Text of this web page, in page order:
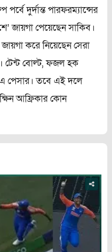
দুর্দান্ত পারফরম্যান্সের
জায়গা পেয়েছেন সাকিব।
করে নিয়েছেন সেরা
টেন্ট বোল্ট, ফজল হক
এ পেসার। তবে এই দলে
আফ্রিকার কোন